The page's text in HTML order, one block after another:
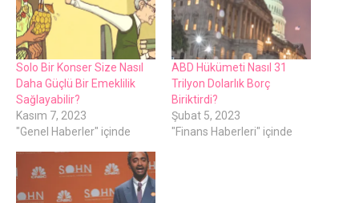
Solo Bir Konser Size Nasıl
Daha Güçlü Bir Emeklilik
Sağlayabilir?
Kasım 7, 2023
"Genel Haberler" içinde
ABD Hükümeti Nasıl 31
Trilyon Dolarlık Borç
Biriktirdi?
Şubat 5, 2023
"Finans Haberleri" içinde